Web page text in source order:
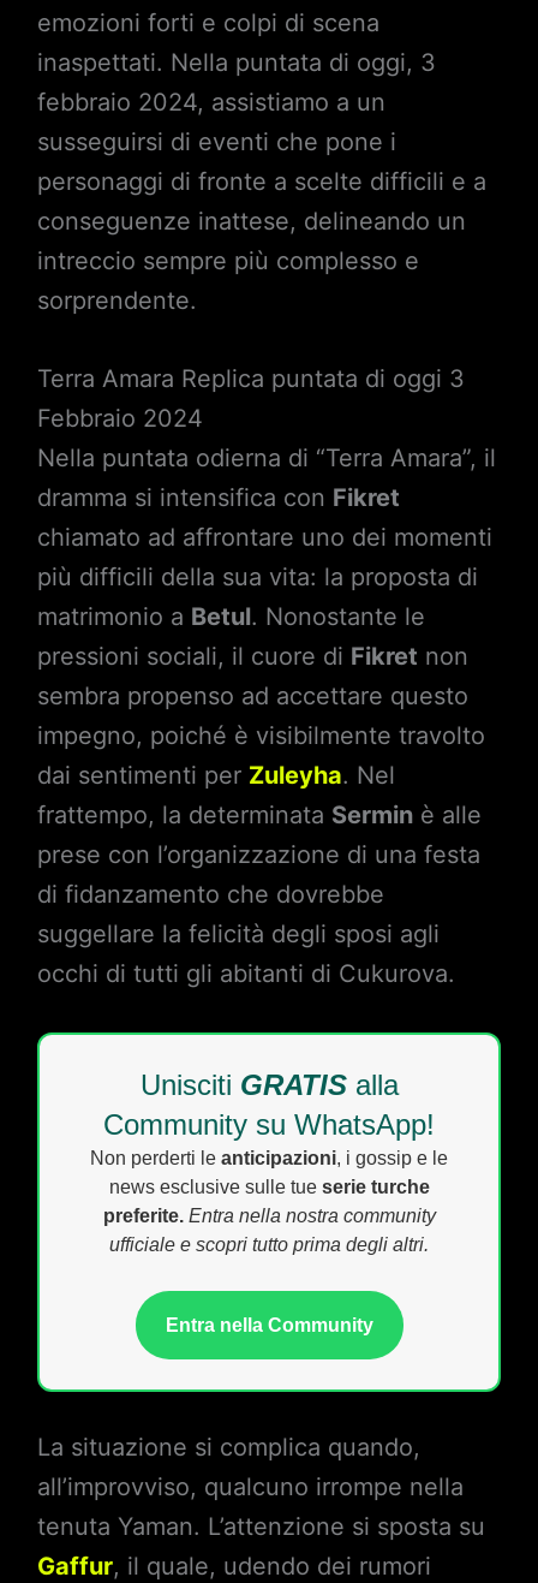
emozioni forti e colpi di scena
inaspettati. Nella puntata di oggi, 3
febbraio 2024, assistiamo a un
susseguirsi di eventi che pone i
personaggi di fronte a scelte difficili e a
conseguenze inattese, delineando un
intreccio sempre più complesso e
sorprendente.
Terra Amara Replica puntata di oggi 3
Febbraio 2024
Nella puntata odierna di “Terra Amara”, il
dramma si intensifica con Fikret
chiamato ad affrontare uno dei momenti
più difficili della sua vita: la proposta di
matrimonio a Betul. Nonostante le
pressioni sociali, il cuore di Fikret non
sembra propenso ad accettare questo
impegno, poiché è visibilmente travolto
dai sentimenti per Zuleyha. Nel
frattempo, la determinata Serminè alle
prese con l’organizzazione di una festa
di fidanzamento che dovrebbe
suggellare la felicità degli sposi agli
occhi di tutti gli abitanti di Cukurova.
Unisciti GRATISalla
Community su WhatsApp!
Non perderti le anticipazioni, i gossip e le
news esclusive sulle tue serie turche
preferite. Entra nella nostra community
ufficiale e scopri tutto prima degli altri.
Entra nella Community
La situazione si complica quando,
all’improvviso, qualcuno irrompe nella
tenuta Yaman. L’attenzione si sposta su
Gaffur, il quale, udendo dei rumori